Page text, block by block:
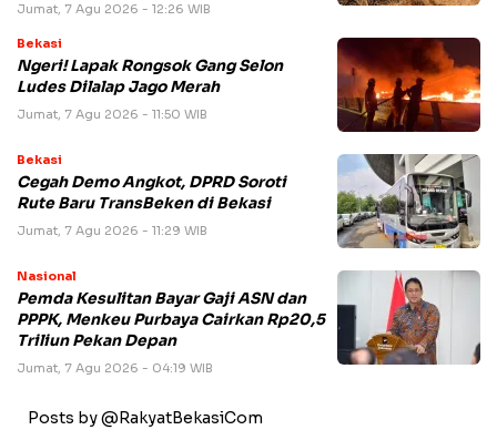
Jumat, 7 Agu 2026 - 12:26 WIB
Bekasi
Ngeri! Lapak Rongsok Gang Selon
Ludes Dilalap Jago Merah
Jumat, 7 Agu 2026 - 11:50 WIB
Bekasi
Cegah Demo Angkot, DPRD Soroti
Rute Baru TransBeken di Bekasi
Jumat, 7 Agu 2026 - 11:29 WIB
Nasional
Pemda Kesulitan Bayar Gaji ASN dan
PPPK, Menkeu Purbaya Cairkan Rp20,5
Triliun Pekan Depan
Jumat, 7 Agu 2026 - 04:19 WIB
Posts by @RakyatBekasiCom